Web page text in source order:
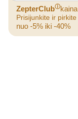
ZepterClubⓘkaina
Prisijunkite ir pirkite
nuo -5% iki -40%